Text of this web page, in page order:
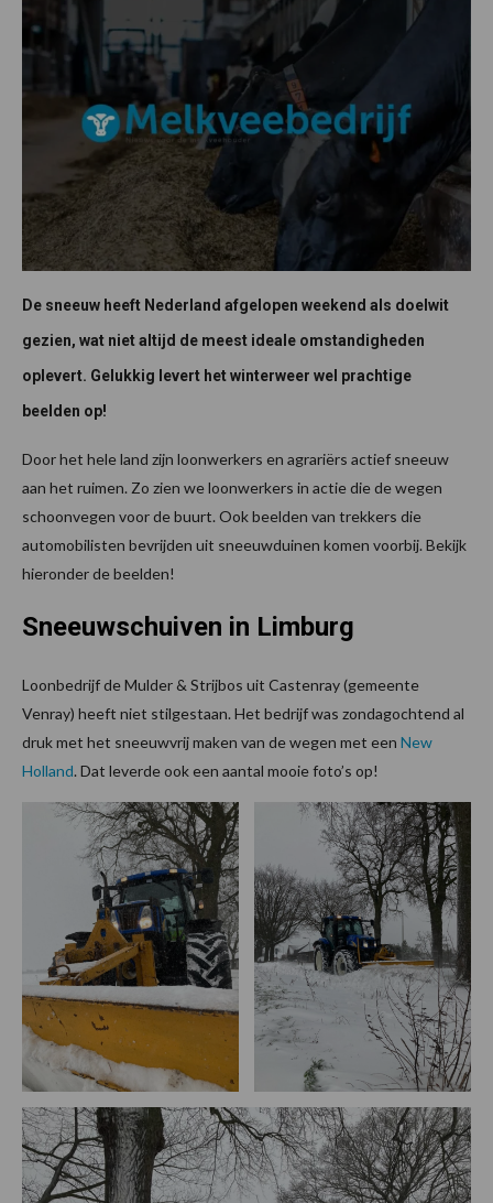
De sneeuw heeft Nederland afgelopen weekend als doelwit
gezien, wat niet altijd de meest ideale omstandigheden
oplevert. Gelukkig levert het winterweer wel prachtige
beelden op!
Door het hele land zijn loonwerkers en agrariërs actief sneeuw
aan het ruimen. Zo zien we loonwerkers in actie die de wegen
schoonvegen voor de buurt. Ook beelden van trekkers die
automobilisten bevrijden uit sneeuwduinen komen voorbij. Bekijk
hieronder de beelden!
Sneeuwschuiven in Limburg
Loonbedrijf de Mulder & Strijbos uit Castenray (gemeente
Venray) heeft niet stilgestaan. Het bedrijf was zondagochtend al
druk met het sneeuwvrij maken van de wegen met een New
Holland. Dat leverde ook een aantal mooie foto’s op!